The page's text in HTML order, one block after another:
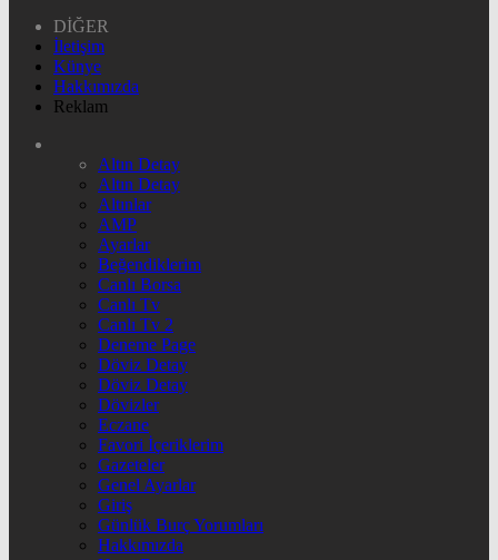
DİĞER
İletişim
Künye
Hakkımızda
Reklam
Altın Detay
Altın Detay
Altınlar
AMP
Ayarlar
Beğendiklerim
Canlı Borsa
Canlı Tv
Canlı Tv 2
Deneme Page
Döviz Detay
Döviz Detay
Dövizler
Eczane
Favori İçeriklerim
Gazeteler
Genel Ayarlar
Giriş
Günlük Burç Yorumları
Hakkımızda